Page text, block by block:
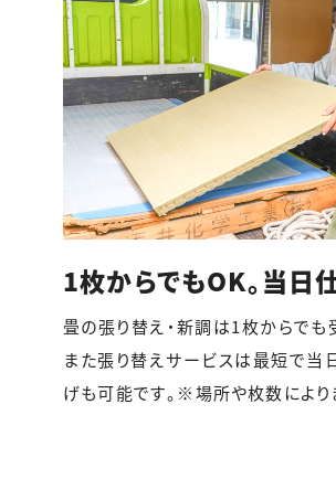
1枚からでもOK。当日
畳の張り替え・新調は1枚からでも
また張り替えサービスは最短で当
げも可能です。※場所や枚数により